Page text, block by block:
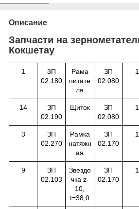
Описание
Запчасти на
Кокшетау
1
3П
02.180
Рама
питате
ля
ЗП
02.080
1
14
ЗП
02.190
Щиток
ЗП
02.080
1
3
ЗП
02.270
Рамка
натяжн
ая
ЗП
02.170
1
9
ЗП
02.103
Звездо
чка z-
10,
t=38,0
ЗП
02.170
1